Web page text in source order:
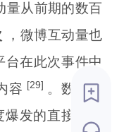
量从前期的数百
，微博互动量也
台在此次事件中
容 [29] 。数据清
发的直接驱动